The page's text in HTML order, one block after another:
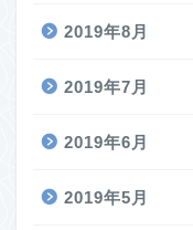
2019年8月
2019年7月
2019年6月
2019年5月